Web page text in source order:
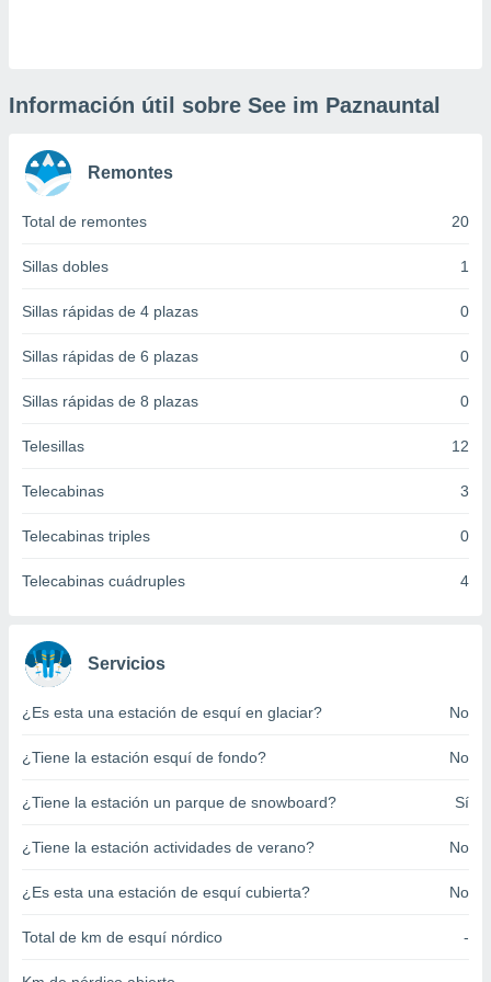
únicos
similares
como
de
en
a lo que
su
en
en
de
o acceder
perfiles
Información útil sobre See im Paznauntal
Remontes
Total de remontes 20
Sillas dobles 1
Sillas rápidas de 4 plazas 0
Sillas rápidas de 6 plazas 0
Sillas rápidas de 8 plazas 0
Telesillas 12
Telecabinas 3
Telecabinas triples 0
Telecabinas cuádruples 4
Servicios
¿Es esta una estación de esquí en glaciar? No
¿Tiene la estación esquí de fondo? No
¿Tiene la estación un parque de snowboard? Sí
¿Tiene la estación actividades de verano? No
¿Es esta una estación de esquí cubierta? No
Total de km de esquí nórdico -